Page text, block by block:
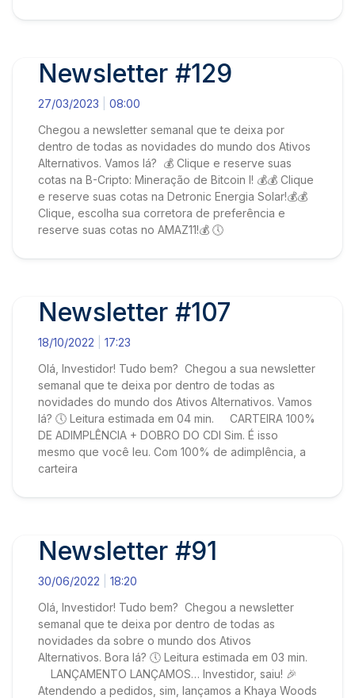
Newsletter #129
27/03/2023
08:00
Chegou a newsletter semanal que te deixa por
dentro de todas as novidades do mundo dos Ativos
Alternativos. Vamos lá? 💰 Clique e reserve suas
cotas na B-Cripto: Mineração de Bitcoin I! 💰💰 Clique
e reserve suas cotas na Detronic Energia Solar!💰💰
Clique, escolha sua corretora de preferência e
reserve suas cotas no AMAZ11!💰 🕔
Newsletter #107
18/10/2022
17:23
Olá, Investidor! Tudo bem? Chegou a sua newsletter
semanal que te deixa por dentro de todas as
novidades do mundo dos Ativos Alternativos. Vamos
lá? 🕔 Leitura estimada em 04 min. CARTEIRA 100%
DE ADIMPLÊNCIA + DOBRO DO CDI Sim. É isso
mesmo que você leu. Com 100% de adimplência, a
carteira
Newsletter #91
30/06/2022
18:20
Olá, Investidor! Tudo bem? Chegou a newsletter
semanal que te deixa por dentro de todas as
novidades da sobre o mundo dos Ativos
Alternativos. Bora lá? 🕔 Leitura estimada em 03 min.
LANÇAMENTO LANÇAMOS… Investidor, saiu! 🎉
Atendendo a pedidos, sim, lançamos a Khaya Woods